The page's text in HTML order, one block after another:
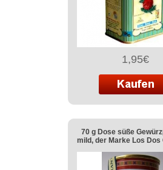
1,95€
70 g Dose süße
mild, der Marke Los Dos